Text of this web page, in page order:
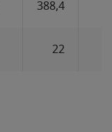
388,4
22